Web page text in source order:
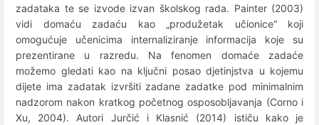
zadataka te se izvode izvan školskog rada. Painter (2003)
vidi domaću zadaću kao „produžetak učionice“ koji
omogućuje učenicima internaliziranje informacija koje su
prezentirane u razredu. Na fenomen domaće zadaće
možemo gledati kao na ključni posao djetinjstva u kojemu
dijete ima zadatak izvršiti zadane zadatke pod minimalnim
nadzorom nakon kratkog početnog osposobljavanja (Corno i
Xu, 2004). Autori Jurčić i Klasnić (2014) ističu kako je